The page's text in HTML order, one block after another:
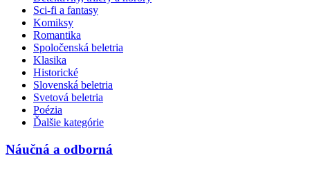
Sci-fi a fantasy
Komiksy
Romantika
Spoločenská beletria
Klasika
Historické
Slovenská beletria
Svetová beletria
Poézia
Ďalšie kategórie
Náučná a odborná